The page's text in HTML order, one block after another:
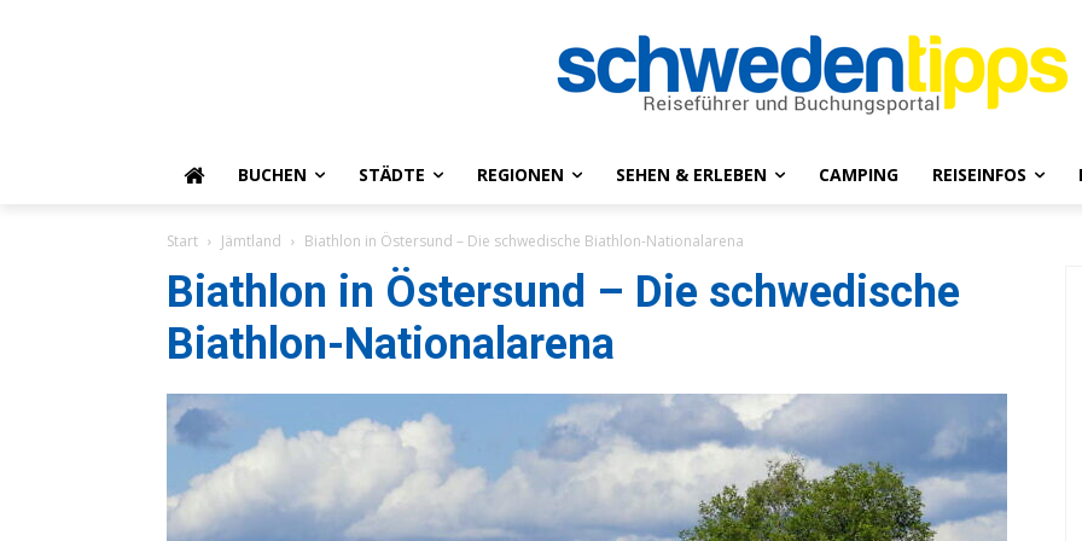
BUCHEN STÄDTE REGIONEN SEHEN & ERLEBEN CAMPING REISEINFOS
Start Jämtland Biathlon in Östersund – Die schwedische Biathlon-Nationalarena
Biathlon in Östersund – Die schwedische
Biathlon-Nationalarena